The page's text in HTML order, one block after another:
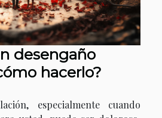
desengaño
hacerlo?
especialmente cuando